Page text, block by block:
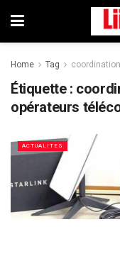
Home Tag
Étiquette :
opérateurs
ACTUALITES